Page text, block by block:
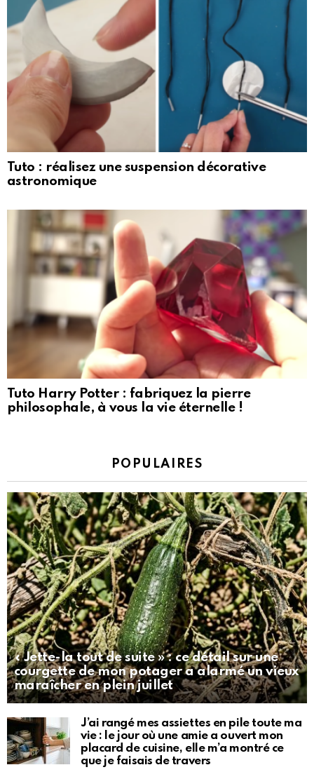
Tuto : réalisez une suspension décorative
astronomique
Tuto Harry Potter : fabriquez la pierre
philosophale, à vous la vie éternelle !
POPULAIRES
« Jette-la tout de suite » : ce détail sur une
courgette de mon potager a alarmé un vieux
maraîcher en plein juillet
J’ai rangé mes assiettes en pile toute ma
vie : le jour où une amie a ouvert mon
placard de cuisine, elle m’a montré ce
que je faisais de travers